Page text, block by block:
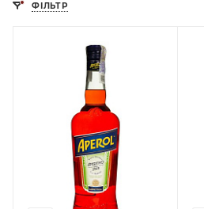
ФІЛЬТР